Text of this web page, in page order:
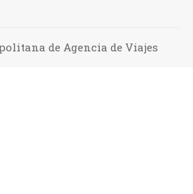
de Agencia de Viajes